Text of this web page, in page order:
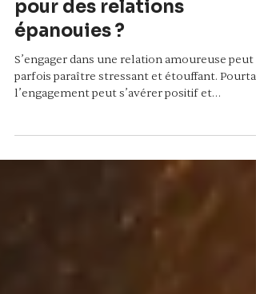
comment l’apprivoiser
pour des relations
épanouies ?
S’engager dans une relation amoureuse peut
l’engagement peut s’avérer positif et